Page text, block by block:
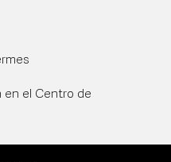
en el Centro de